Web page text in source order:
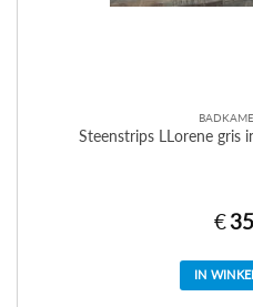
Steenstrips LLorene gris
€
IN